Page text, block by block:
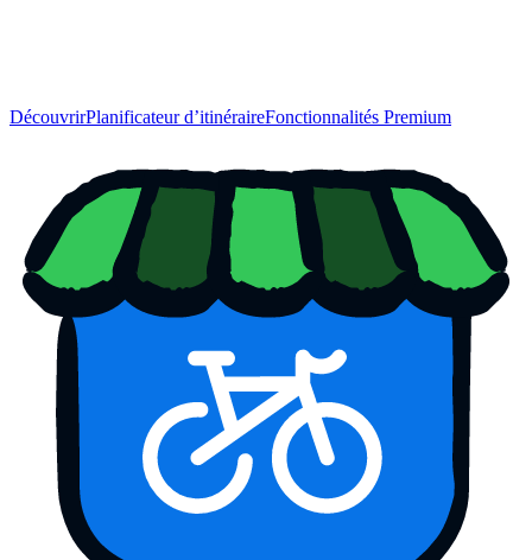
DécouvrirPlanificateur d’itinéraireFonctionnalités Premium